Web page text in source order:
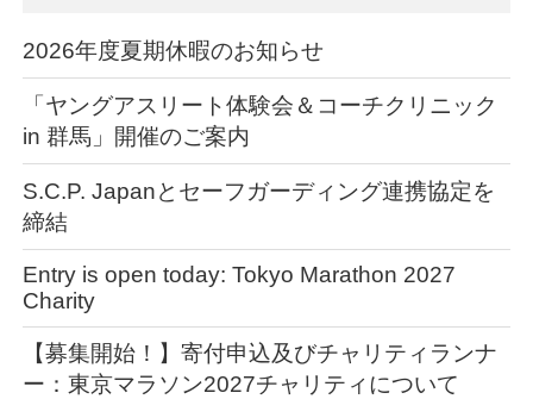
2026年度夏期休暇のお知らせ
「ヤングアスリート体験会＆コーチクリニック
in 群馬」開催のご案内
S.C.P. Japanとセーフガーディング連携協定を
締結
Entry is open today: Tokyo Marathon 2027
Charity
【募集開始！】寄付申込及びチャリティランナ
ー：東京マラソン2027チャリティについて